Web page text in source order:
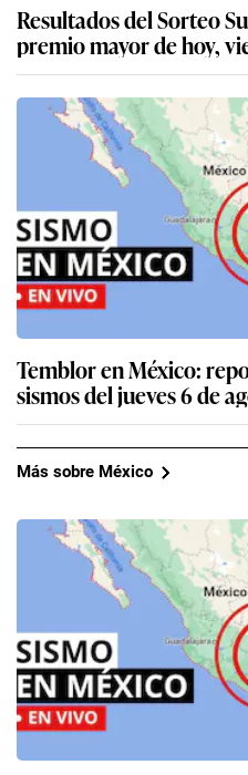
Resultados del Sorteo
premio mayor de hoy,
Temblor en México:
sismos del jueves 6 de
Más sobre México